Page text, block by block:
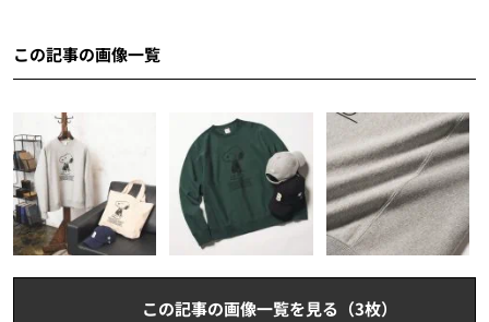
この記事の画像一覧
この記事の画像一覧を見る（3枚）